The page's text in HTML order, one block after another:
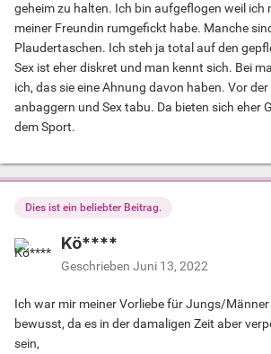
geheim zu halten. Ich bin aufgeflogen weil ich
meiner Freundin rumgefickt habe. Manche
Plaudertaschen. Ich steh ja total auf den
Sex ist eher diskret und man kennt sich. Bei
ich, das sie eine Ahnung davon haben. Vor
anbaggern und Sex tabu. Da bieten sich eher
dem Sport.
Dies ist ein beliebter Beitrag.
Kö****
Geschrieben Juni 13, 2022
Ich war mir meiner Vorliebe für Jungs/
bewusst, da es in der damaligen Zeit aber
sein,